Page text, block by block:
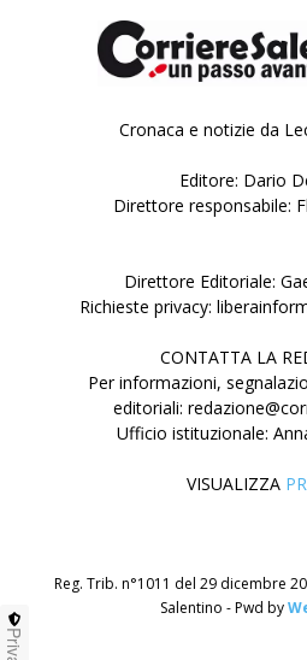
Cronaca e notizie da
Editore: Dario
Direttore responsabile:
Direttore Editoriale:
Richieste privacy:
CONTATTA LA
Per informazioni,
editoriali:
Ufficio istituzionale:
VISUALIZZA
Reg. Trib. n°1011 del 29 dicembre
Salentino - Pwd by